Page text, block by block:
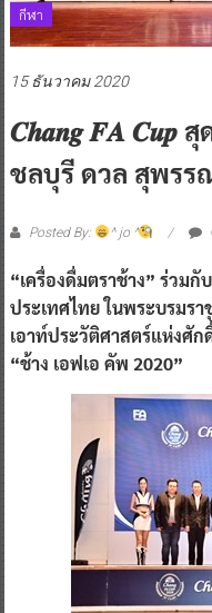
กีฬา
15 ธันวาคม 2020
𝑪𝒉𝒂𝒏𝒈 𝑭𝑨 𝑪𝒖𝒑 สุ
ชลบุรี ดวล สุพรร
Posted By: ^ jo ^
“เครื่องดื่มตราช้าง” ร่วม
ประเทศไทย ในพระบรมร
เอาท์ประวัติศาสตร์แห่งศั
“ช้าง เอฟเอ คัพ 2020”